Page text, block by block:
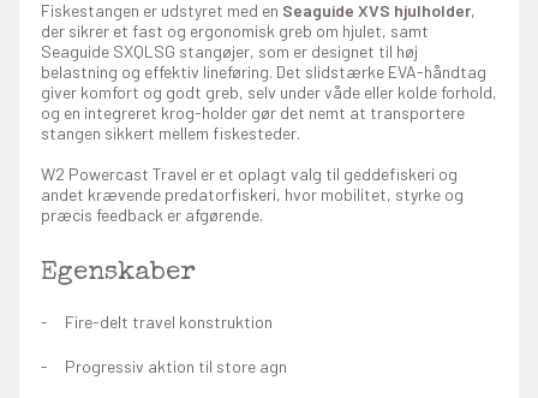
Fiskestangen er udstyret med en Seaguide XVS hjulholder,
der sikrer et fast og ergonomisk greb om hjulet, samt
Seaguide SXQLSG stangøjer, som er designet til høj
belastning og effektiv lineføring. Det slidstærke EVA-håndtag
giver komfort og godt greb, selv under våde eller kolde forhold,
og en integreret krog-holder gør det nemt at transportere
stangen sikkert mellem fiskesteder.
W2 Powercast Travel er et oplagt valg til geddefiskeri og
andet krævende predatorfiskeri, hvor mobilitet, styrke og
præcis feedback er afgørende.
Egenskaber
Fire-delt travel konstruktion
Progressiv aktion til store agn